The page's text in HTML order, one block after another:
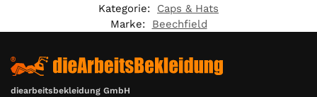
Kategorie:
Caps & Hats
Marke:
Beechfield
diearbeitsbekleidung GmbH